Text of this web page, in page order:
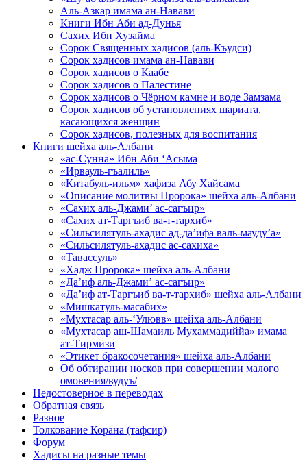
Аль-Азкар имама ан-Навави
Книги Ибн Аби ад-Дунья
Сахих Ибн Хузайма
Сорок Священных хадисов (аль-Къудси)
Сорок хадисов имама ан-Навави
Сорок хадисов о Каабе
Сорок хадисов о Палестине
Сорок хадисов о Чёрном камне и воде Замзама
Сорок хадисов об установлениях шариата,
касающихся женщин
Сорок хадисов, полезных для воспитания
Книги шейха аль-Албани
«ас-Сунна» Ибн Аби ‘Асыма
«Ирвауль-гъалиль»
«Китабуль-ильм» хафиза Абу Хайсама
«Описание молитвы Пророка» шейха аль-Албани
«Сахих аль-Джами’ ас-сагъир»
«Сахих ат-Таргъиб ва-т-тархиб»
«Сильсилятуль-ахадис ад-да’ифа валь-мауду’а»
«Сильсилятуль-ахадис ас-сахиха»
«Тавассуль»
«Хадж Пророка» шейха аль-Албани
«Да’иф аль-Джами’ ас-сагъир»
«Да’иф ат-Таргъиб ва-т-тархиб» шейха аль-Албани
«Мишкатуль-масабих»
«Мухтасар аль-‘Улювв» шейха аль-Албани
«Мухтасар аш-Шамаиль Мухаммадиййа» имама
ат-Тирмизи
«Этикет бракосочетания» шейха аль-Албани
Об обтирании носков при совершении малого
омовения/вудуъ/
Недостоверное в переводах
Обратная связь
Разное
Толкование Корана (тафсир)
Форум
Хадисы на разные темы